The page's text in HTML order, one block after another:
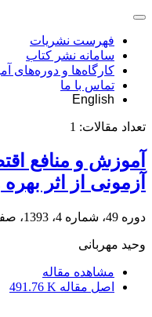
فهرست نشریات
سامانه نشر کتاب
کارگاه‌ها و
تماس با ما
English
تعداد مقالات: 1
آموزش و منافع
آزمونی از اثر
دوره 49، شماره 4، 1393، صفحه
وحید مهربانی
مشاهده مقاله
اصل مقاله 491.76 K